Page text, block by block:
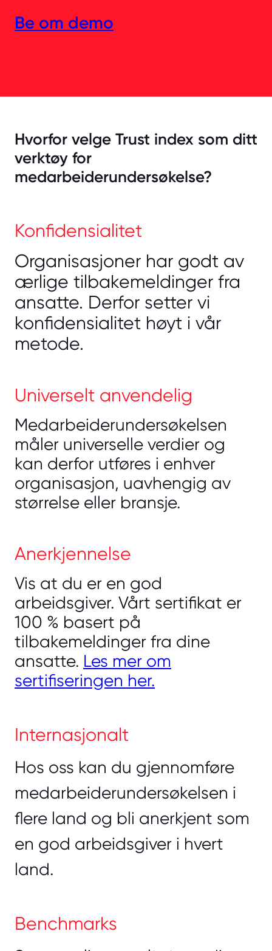
Be om demo
Hvorfor velge Trust index som ditt
verktøy for
medarbeiderundersøkelse?
Konfidensialitet
Organisasjoner har godt av
ærlige tilbakemeldinger fra
ansatte. Derfor setter vi
konfidensialitet høyt i vår
metode.
Universelt anvendelig
Medarbeiderundersøkelsen
måler universelle verdier og
kan derfor utføres i enhver
organisasjon, uavhengig av
størrelse eller bransje.
Anerkjennelse
Vis at du er en god
arbeidsgiver. Vårt sertifikat er
100 % basert på
tilbakemeldinger fra dine
ansatte. Les mer om
sertifiseringen her.
Internasjonalt
Hos oss kan du gjennomføre
medarbeiderundersøkelsen i
flere land og bli anerkjent som
en god arbeidsgiver i hvert
land.
Benchmarks